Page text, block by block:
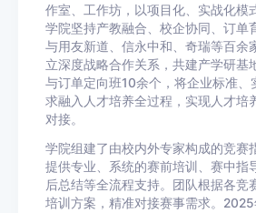
作室、工作坊，以项目化、实战化模
学院坚持产教融合、校企协同、订单
与用友新道、信永中和、奇瑞等百余
立深度战略合作关系，共建产学研基
与订单定向班10余个，将企业标准、
求融入人才培养全过程，实现人才培
对接。
学院组建了由校内外专家构成的竞赛
提供专业、系统的赛前培训、赛中指
后总结等全流程支持。团队根据各竞
培训方案，精准对接赛事需求。